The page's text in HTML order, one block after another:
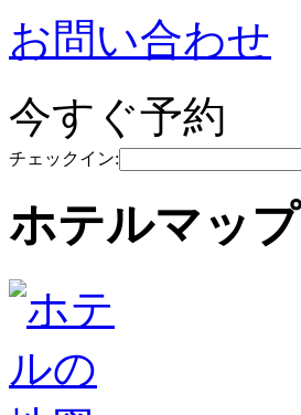
お問い合わせ
今すぐ予約
チェックイン:
ホテルマップ